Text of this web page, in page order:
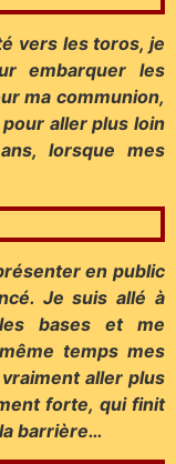
vers les toros, je
embarquer les
ma communion,
pour aller plus loin
lorsque mes
en public
Je suis allé à
bases et me
temps mes
aller plus
forte, qui finit
barrière…